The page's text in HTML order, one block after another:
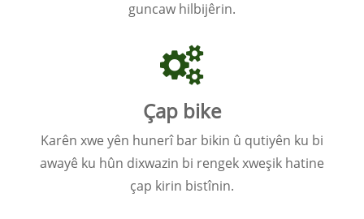
guncaw hilbijêrin.
Çap bike
Karên xwe yên hunerî bar bikin û qutiyên ku bi
awayê ku hûn dixwazin bi rengek xweşik hatine
çap kirin bistînin.